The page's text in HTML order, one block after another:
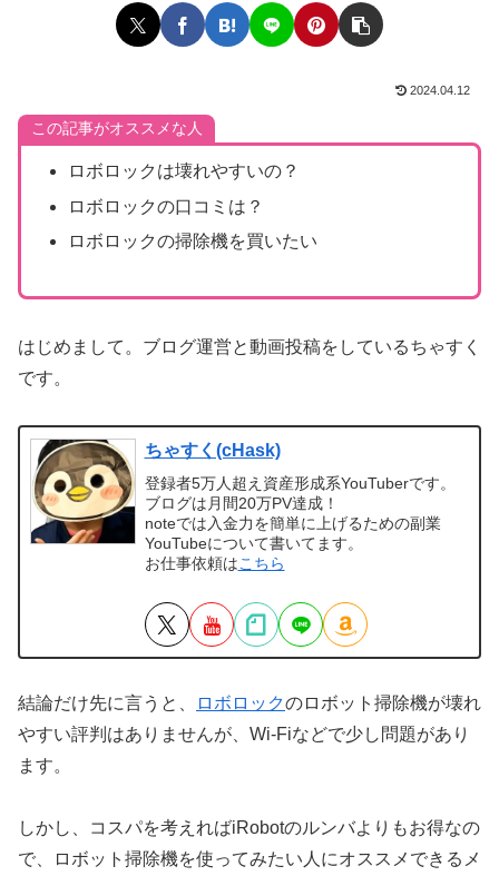
2024.04.12
この記事がオススメな人
ロボロックは壊れやすいの？
ロボロックの口コミは？
ロボロックの掃除機を買いたい
はじめまして。ブログ運営と動画投稿をしているちゃすく
です。
ちゃすく(cHask)
登録者5万人超え資産形成系YouTuberです。
ブログは月間20万PV達成！
noteでは入金力を簡単に上げるための副業
YouTubeについて書いてます。
お仕事依頼はこちら
結論だけ先に言うと、 ロボロックのロボット掃除機が壊れ
やすい評判はありませんが、Wi-Fiなどで少し問題があり
ます。
しかし、コスパを考えればiRobotのルンバよりもお得なの
で、ロボット掃除機を使ってみたい人にオススメできるメ